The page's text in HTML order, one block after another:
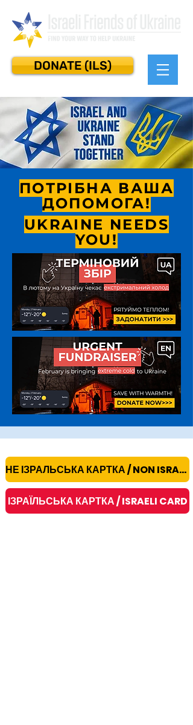
DONATE (ILS)
ПОТРІБНА ВАША
ДОПОМОГА!
UKRAINE NEEDS
YOU!
НЕ ІЗРАЛЬСЬКА КАРТКА / NON ISRAELI CARD
ІЗРАЇЛЬСЬКА КАРТКА / ISRAELI CARD